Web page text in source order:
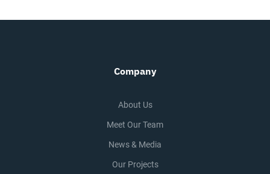
Company
About Us
Meet Our Team
News & Media
Our Projects